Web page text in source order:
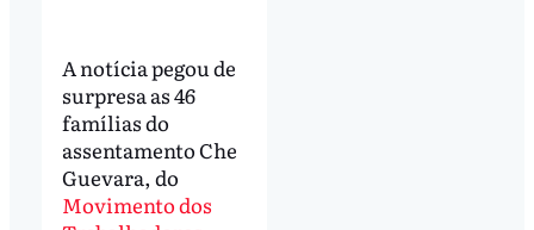
A notícia pegou de
surpresa as 46
famílias do
assentamento Che
Guevara, do
Movimento dos